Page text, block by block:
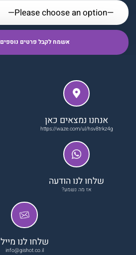
אנחנו נמצאים כאן
https://waze.com/ul/hsv8trkz4g
שלחו לנו הודעה
אז מה נשמע?
שלחו לנו מייל
info@gishot.co.il